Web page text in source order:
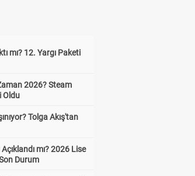
mı? 12. Yargı Paketi
2026? Steam
Oldu
Tolga Akış'tan
mı? 2026 Lise
Durum